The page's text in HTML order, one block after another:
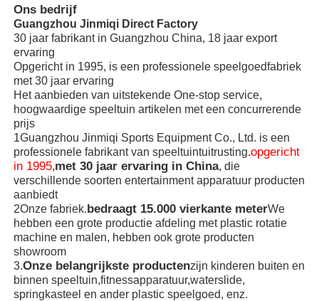
houten speeltuinmateriaal
Ons bedrijf
Guangzhou Jinmiqi Direct Factory
30 jaar fabrikant in Guangzhou China, 18 jaar export
ervaring
Opgericht in 1995, is een professionele speelgoedfabriek
met 30 jaar ervaring
Het aanbieden van uitstekende One-stop service,
hoogwaardige speeltuin artikelen met een concurrerende
prijs
1Guangzhou Jinmiqi Sports Equipment Co., Ltd. is een
professionele fabrikant van speeltuintuitrusting.opgericht
in 1995,met 30 jaar ervaring in China, die
verschillende soorten entertainment apparatuur producten
aanbiedt
2Onze fabriek.bedraagt 15.000 vierkante meterWe
hebben een grote productie afdeling met plastic rotatie
machine en malen, hebben ook grote producten
showroom
3.Onze belangrijkste productenzijn kinderen buiten en
binnen speeltuin,fitnessapparatuur,waterslide,
springkasteel en ander plastic speelgoed, enz.